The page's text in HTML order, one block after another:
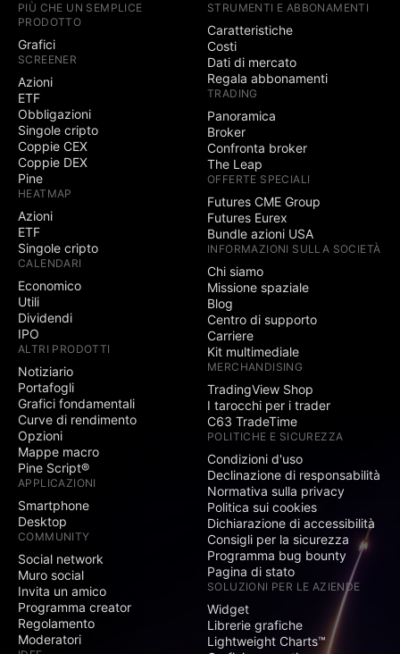
PIÙ CHE UN SEMPLICE
PRODOTTO
Grafici
SCREENER
Azioni
ETF
Obbligazioni
Singole cripto
Coppie CEX
Coppie DEX
Pine
HEATMAP
Azioni
ETF
Singole cripto
CALENDARI
Economico
Utili
Dividendi
IPO
ALTRI PRODOTTI
Notiziario
Portafogli
Grafici fondamentali
Curve di rendimento
Opzioni
Mappe macro
Pine Script®
APPLICAZIONI
Smartphone
Desktop
COMMUNITY
Social network
Muro social
Invita un amico
Programma creator
Regolamento
Moderatori
STRUMENTI E ABBONAMENTI
Caratteristiche
Costi
Dati di mercato
Regala abbonamenti
TRADING
Panoramica
Broker
Confronta broker
The Leap
OFFERTE SPECIALI
Futures CME Group
Futures Eurex
Bundle azioni USA
INFORMAZIONI SULLA SOCIETÀ
Chi siamo
Missione spaziale
Blog
Centro di supporto
Carriere
Kit multimediale
MERCHANDISING
TradingView Shop
I tarocchi per i trader
C63 TradeTime
POLITICHE E SICUREZZA
Condizioni d'uso
Declinazione di responsabilità
Normativa sulla privacy
Politica sui cookies
Dichiarazione di accessibilità
Consigli per la sicurezza
Programma bug bounty
Pagina di stato
SOLUZIONI PER LE AZIENDE
Widget
Librerie grafiche
Lightweight Charts™